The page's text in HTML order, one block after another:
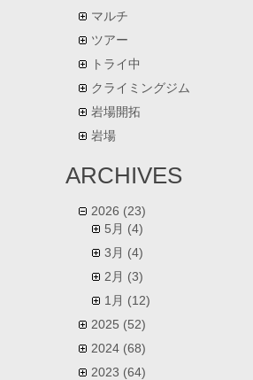
マルチ
ツアー
トライ中
クライミングジム
岩場開拓
岩場
ARCHIVES
2026 (23)
5月 (4)
3月 (4)
2月 (3)
1月 (12)
2025 (52)
2024 (68)
2023 (64)